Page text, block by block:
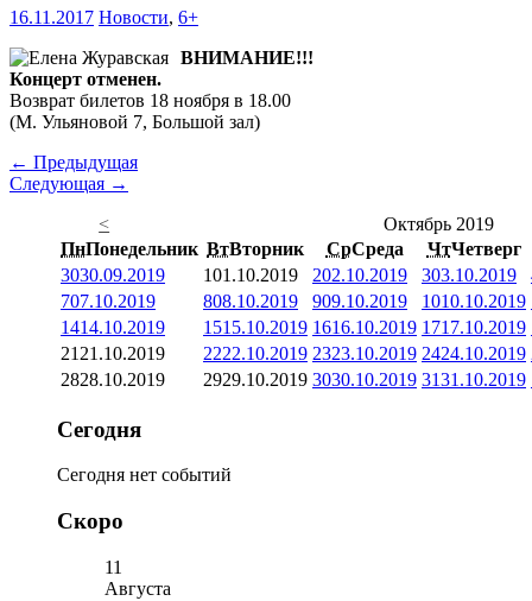
16.11.2017 Новости, 6+
ВНИМАНИЕ!!!
Концерт отменен.
Возврат билетов 18 ноября в 18.00
(М. Ульяновой 7, Большой зал)
← Предыдущая
Следующая →
<
Октябрь 2019
ПнПонедельник ВтВторник СрСреда ЧтЧетверг
3030.09.2019 101.10.2019 202.10.2019 303.10.2019
707.10.2019 808.10.2019 909.10.2019 1010.10.2019
1414.10.2019 1515.10.2019 1616.10.2019 1717.10.2019
21 21.10.2019 2222.10.2019 2323.10.2019 2424.10.2019
2828.10.2019 2929.10.2019 3030.10.2019 3131.10.2019
Сегодня
Сегодня нет событий
Скоро
11
Августа